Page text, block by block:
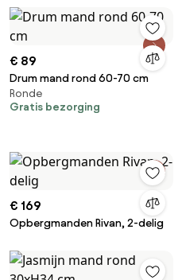
€ 89
Drum mand rond 60-70 cm
Ronde
Gratis bezorging
€ 169
Opbergmanden Rivan, 2-delig